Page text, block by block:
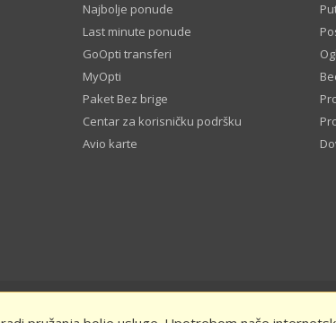
Najbolje ponude
Last minute ponude
GoOpti transferi
MyOpti
Paket Bez brige
Centar za korisničku podršku
Avio karte